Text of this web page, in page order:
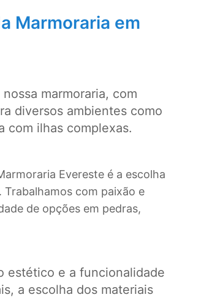
Marmoraria em
marmoraria, com
diversos ambientes como
com ilhas complexas.
Evereste é a escolha
com paixão e
de opções em pedras,
estético e a funcionalidade
a escolha dos materiais